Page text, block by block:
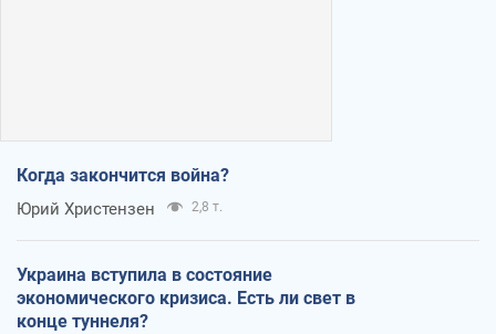
Когда закончится война?
Юрий Христензен 2,8 т.
Украина вступила в состояние
экономического кризиса. Есть ли свет в
конце туннеля?